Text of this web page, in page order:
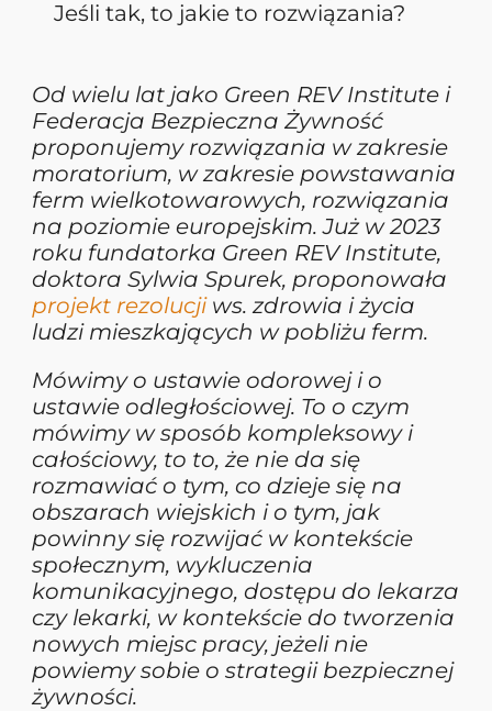
Jeśli tak, to jakie to rozwiązania?
Od wielu lat jako Green REV Institute i
Federacja Bezpieczna Żywność
proponujemy rozwiązania w zakresie
moratorium, w zakresie powstawania
ferm wielkotowarowych, rozwiązania
na poziomie europejskim. Już w 2023
roku fundatorka Green REV Institute,
doktora Sylwia Spurek, proponowała
projekt rezolucjiws. zdrowia i życia
ludzi mieszkających w pobliżu ferm.
Mówimy o ustawie odorowej i o
ustawie odległościowej. To o czym
mówimy w sposób kompleksowy i
całościowy, to to, że nie da się
rozmawiać o tym, co dzieje się na
obszarach wiejskich i o tym, jak
powinny się rozwijać w kontekście
społecznym, wykluczenia
komunikacyjnego, dostępu do lekarza
czy lekarki, w kontekście do tworzenia
nowych miejsc pracy, jeżeli nie
powiemy sobie o strategii bezpiecznej
żywności.